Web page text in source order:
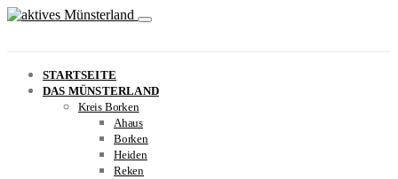
STARTSEITE
DAS MÜNSTERLAND
Kreis Borken
Ahaus
Borken
Heiden
Reken